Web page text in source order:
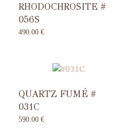
RHODOCHROSITE #
056S
490.00 €
QUARTZ FUMÉ #
031C
590.00 €